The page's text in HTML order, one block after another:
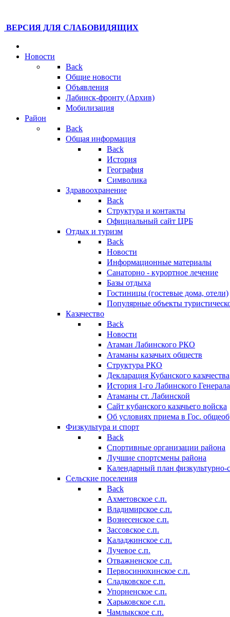
ВЕРСИЯ ДЛЯ СЛАБОВИДЯЩИХ
Новости
Back
Общие новости
Объявления
Лабинск-фронту (Архив)
Мобилизация
Район
Back
Общая информация
Back
История
География
Символика
Здравоохранение
Back
Структура и контакты
Официальный сайт ЦРБ
Отдых и туризм
Back
Новости
Информационные материалы
Санаторно - курортное лечение
Базы отдыха
Гостиницы (гостевые дома, отели)
Популярные объекты
Казачество
Back
Новости
Атаман Лабинского РКО
Атаманы казачьих обществ
Структура РКО
Декларация Кубанского казачества
История 1-го Лабинского
Атаманы ст. Лабинской
Cайт кубанского казачьего войска
Об условиях приема в Гос.
Физкультура и спорт
Back
Спортивные организации района
Лучшие спортсмены района
Календарный план
Сельские поселения
Back
Ахметовское с.п.
Владимирское с.п.
Вознесенское с.п.
Зассовское с.п.
Каладжинское с.п.
Лучевое с.п.
Отважненское с.п.
Первосинюхинское с.п.
Сладковское с.п.
Упорненское с.п.
Харьковское с.п.
Чамлыкское с.п.